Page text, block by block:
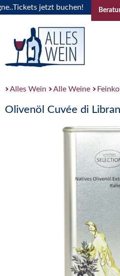
jetzt buchen! "Das
Alles Wein Alle Weine
Olivenöl Cuvée di